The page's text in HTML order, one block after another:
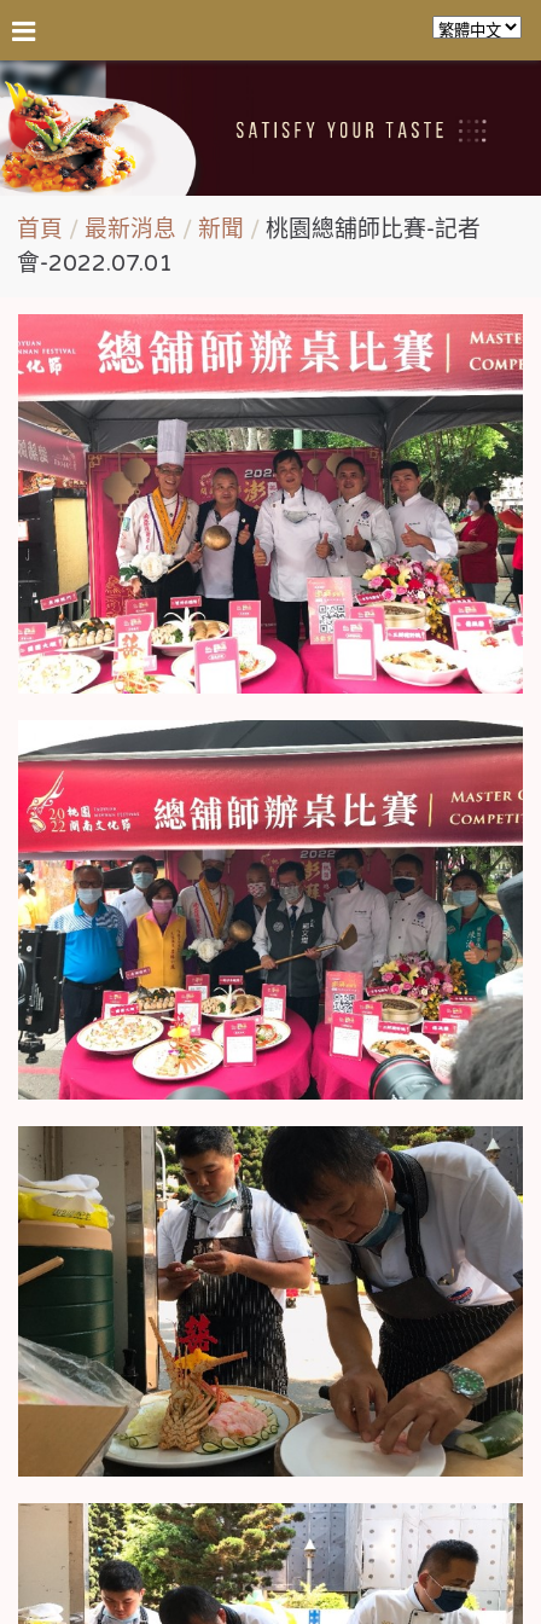
首頁 最新消息 新聞
桃園總舖師比賽-記者
會-2022.07.01